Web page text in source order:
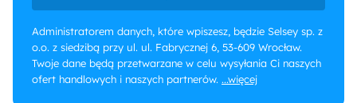
Administratorem danych, które wpiszesz, będzie Selsey sp. z
o.o. z siedzibą przy ul. ul. Fabrycznej 6, 53-609 Wrocław.
Twoje dane będą przetwarzane w celu wysyłania Ci naszych
ofert handlowych i naszych partnerów. ...więcej